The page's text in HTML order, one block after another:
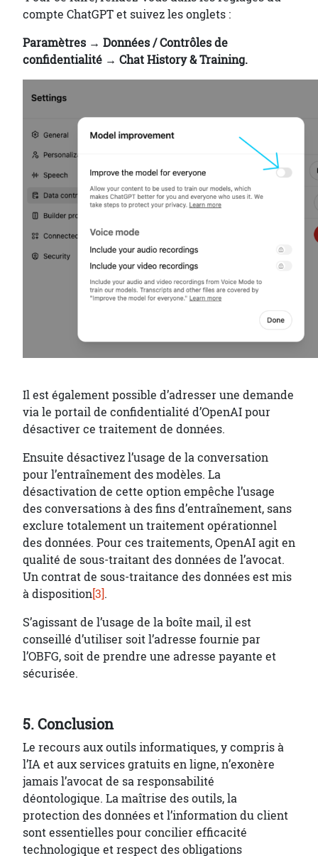
compte ChatGPT et suivez les onglets :
Paramètres → Données / Contrôles de
confidentialité → Chat History & Training.
Il est également possible d’adresser une demande
via le portail de confidentialité d’OpenAI pour
désactiver ce traitement de données.
Ensuite désactivez l’usage de la conversation
pour l’entraînement des modèles. La
désactivation de cette option empêche l’usage
des conversations à des fins d’entraînement, sans
exclure totalement un traitement opérationnel
des données. Pour ces traitements, OpenAI agit en
qualité de sous-traitant des données de l’avocat.
Un contrat de sous-traitance des données est mis
à disposition[3].
S’agissant de l’usage de la boîte mail, il est
conseillé d’utiliser soit l’adresse fournie par
l’OBFG, soit de prendre une adresse payante et
sécurisée.
5. Conclusion
Le recours aux outils informatiques, y compris à
l’IA et aux services gratuits en ligne, n’exonère
jamais l’avocat de sa responsabilité
déontologique. La maîtrise des outils, la
protection des données et l’information du client
sont essentielles pour concilier efficacité
technologique et respect des obligations